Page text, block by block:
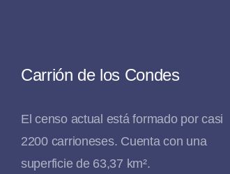
Carrión de los Condes
El censo actual está formado por casi
2200 carrioneses. Cuenta con una
superficie de 63,37 km².